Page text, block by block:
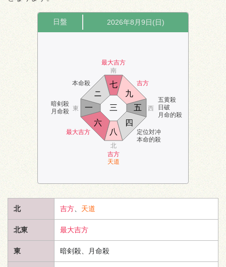
日盤 2026年8月9日(日)
本命殺
最大吉方
吉方
暗剣殺
月命殺
五黄殺
日破
月命的殺
最大吉方
吉方
天道
定位対冲
本命的殺
南
北
東 西
八
九
一
ニ
三
四
五
六
七
北 吉方、 天道
北東 最大吉方
東 暗剣殺、月命殺